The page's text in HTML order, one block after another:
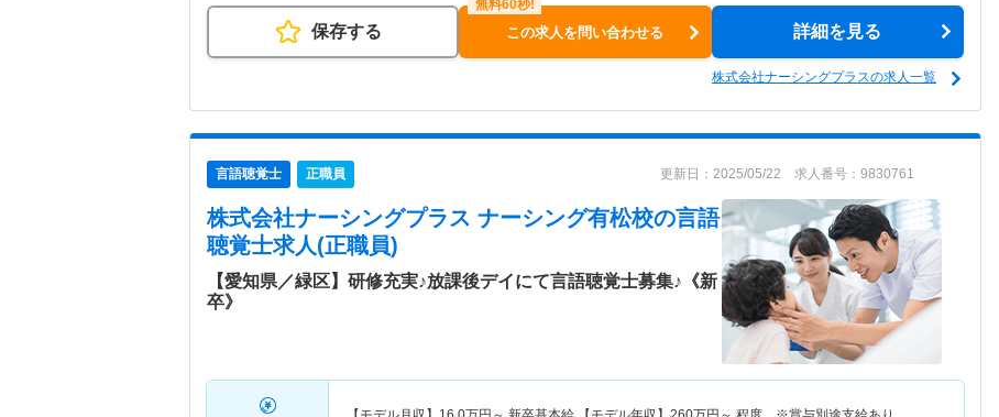
保存する この求人を問い合わせる 詳細を見る
株式会社ナーシングプラスの求人一覧
言語聴覚士 正職員 更新日：2025/05/22 求人番号：9830761
株式会社ナーシングプラス ナーシング有松校の言語
聴覚士求人(正職員)
【愛知県／緑区】研修充実♪放課後デイにて言語聴覚士募集♪《新
卒》